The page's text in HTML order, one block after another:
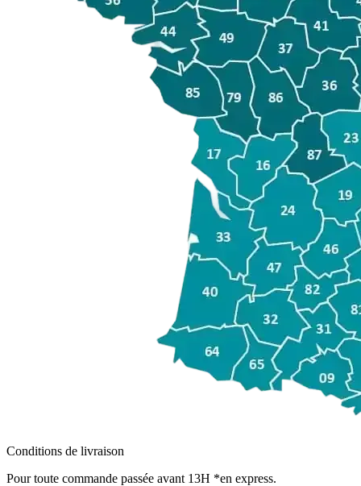
Conditions de livraison
Pour toute commande passée avant 13H *en express.